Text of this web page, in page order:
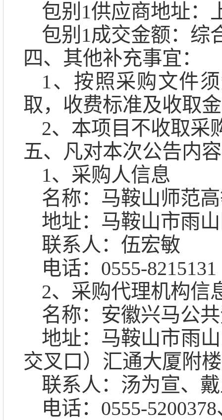
包别 1供应商地址：
包别 1成交金额：综
四、其他补充事宜：
1、按照采购文件
取，收费标准及收取
2、本项目不收取采
五、凡对本次公告内
1、采购人信息
名称：马鞍山师范
地址：马鞍山市雨
联系人：伍宏敏
电话： 0555-8215131
2、采购代理机构信
名称：安徽兴马公
地址：马鞍山市雨
交叉口）汇通大厦附
联系人：汤为宣、
电话： 0555-